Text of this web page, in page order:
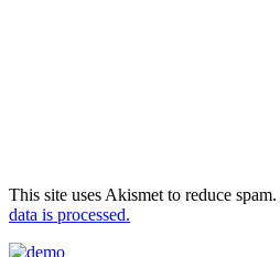
This site uses Akismet to reduce spam.
data is processed.